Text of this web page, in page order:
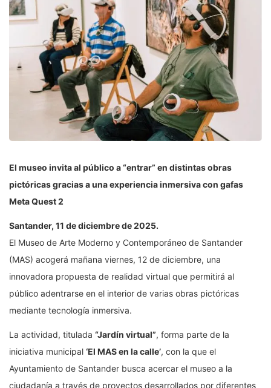
El museo invita al público a “entrar” en distintas obras
pictóricas gracias a una experiencia inmersiva con gafas
Meta Quest 2
Santander, 11 de diciembre de 2025.
El Museo de Arte Moderno y Contemporáneo de Santander
(MAS) acogerá mañana viernes, 12 de diciembre, una
innovadora propuesta de realidad virtual que permitirá al
público adentrarse en el interior de varias obras pictóricas
mediante tecnología inmersiva.
La actividad, titulada “Jardín virtual”, forma parte de la
iniciativa municipal ‘El MAS en la calle’, con la que el
Ayuntamiento de Santander busca acercar el museo a la
ciudadanía a través de proyectos desarrollados por diferentes